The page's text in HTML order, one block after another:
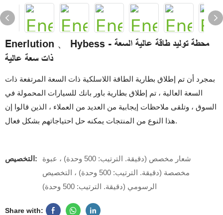
Enerlution 、 Hybess - محطة توليد طاقة عالية السعة
ذات سعة عالية
بمجرد أن تم إطلاق بطارية الطاقة اللاسلكية ذات السعة المرتفعة ذات
السعة العالية ، تم إطلاق بطارية باور بانك للسيارات المحمولة في
السوق ، وتلقى ملاحظات إيجابية من العديد من العملاء ، الذين قالوا إن
هذا النوع من المنتجات يمكنه حل احتياجاتهم بشكل فعال.
التخصيص:
شعار مخصص (دقيقة. الترتيب: 500 وحدة) ، عبوة
مخصصة (دقيقة. الترتيب: 500 وحدة) ، التخصيص
الرسومي (دقيقة. الترتيب: 500 وحدة)
Share with: